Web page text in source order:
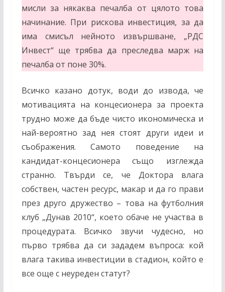
мисли за някаква печалба от цялото това
начинание. При рискова инвестиция, за да
има смисъл нейното извършване, „РДС
Инвест“ ще трябва да преследва марж на
печалба от поне 30%.
Всичко казано дотук, води до извода, че
мотивацията на концесионера за проекта
трудно може да бъде чисто икономическа и
най-вероятно зад нея стоят други идеи и
съображения. Самото поведение на
кандидат-концесионера също изглежда
странно. Твърди се, че Доктора влага
собствен, частен ресурс, макар и да го прави
през друго дружество – това на футболния
клуб „Дунав 2010“, което обаче не участва в
процедурата. Всичко звучи чудесно, но
първо трябва да си зададем въпроса: кой
влага такива инвестиции в стадион, който е
все още с неуреден статут?